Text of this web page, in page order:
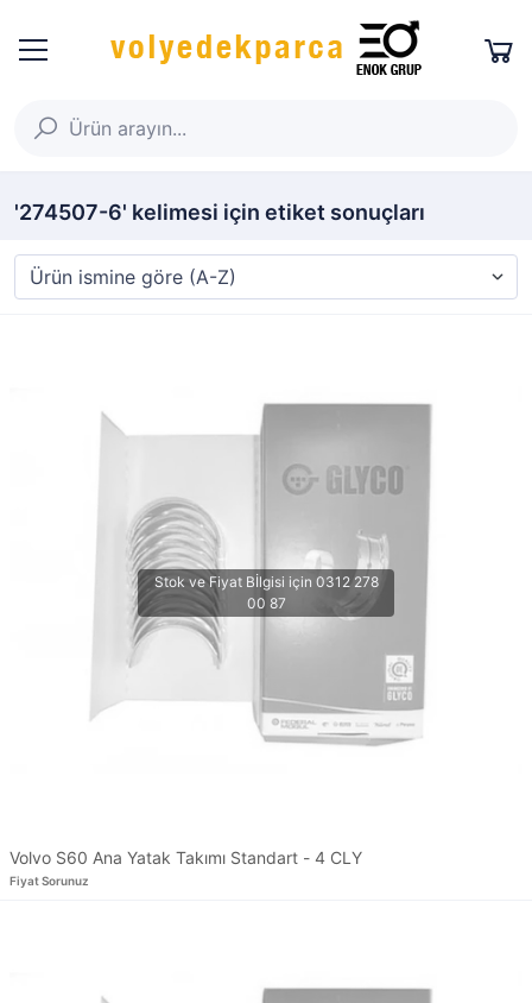
'274507-6' kelimesi için etiket sonuçları
Volvo S60 Ana Yatak Takımı Standart - 4 CLY
Fiyat Sorunuz